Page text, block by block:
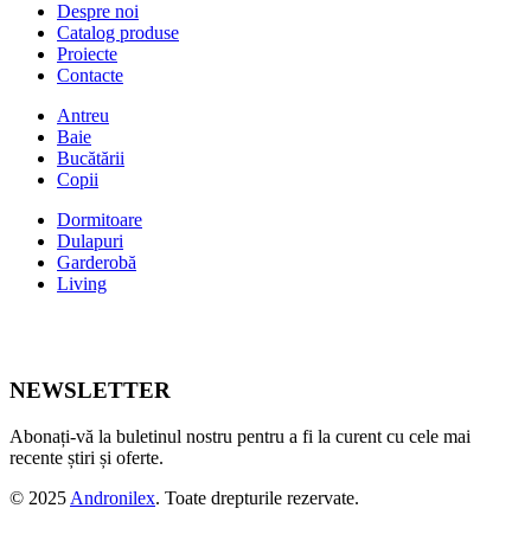
Despre noi
Catalog produse
Proiecte
Contacte
Antreu
Baie
Bucătării
Copii
Dormitoare
Dulapuri
Garderobă
Living
NEWSLETTER
Abonați-vă la buletinul nostru pentru a fi la curent cu cele mai
recente știri și oferte.
© 2025 Andronilex. Toate drepturile rezervate.